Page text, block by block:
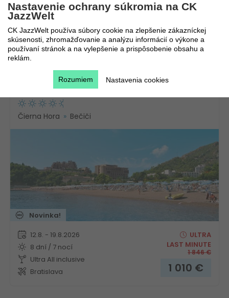
12.8. - 19.8.2026
8 dní / 7 nocí
Ultra All inclusive
Bratislava
ULTRA
1 135€
Hotel Tara
Čierna Hora Bečiči
Novinka!
12.8. - 19.8.2026
8 dní / 7 nocí
Ultra All inclusive
Bratislava
ULTRA
LAST MINUTE
1 846€
1 010 €
Nastavenie ochrany súkromia na CK
JazzWelt
CK JazzWelt používa súbory cookie na zlepšenie zákazníckej
skúsenosti, zhromažďovanie a analýzu informácií o výkone a
používaní stránok a na vylepšenie a prispôsobenie obsahu a
reklám.
Nastavenia cookies
Rozumiem